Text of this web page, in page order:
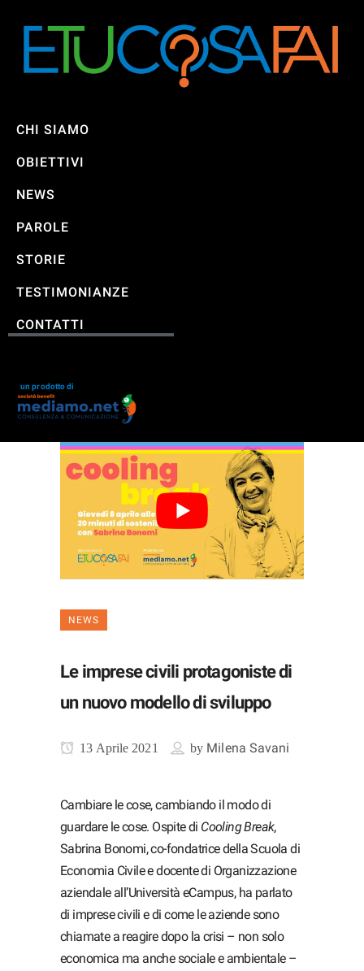
CHI SIAMO
OBIETTIVI
NEWS
PAROLE
STORIE
TESTIMONIANZE
CONTATTI
un prodotto di
NEWS
Le imprese civili protagoniste di
un nuovo modello di sviluppo
13 Aprile 2021 by Milena Savani
Cambiare le cose, cambiando il modo di
guardare le cose. Ospite di Cooling Break,
Sabrina Bonomi, co-fondatrice della Scuola di
Economia Civile e docente di Organizzazione
aziendale all’Università eCampus, ha parlato
di imprese civili e di come le aziende sono
chiamate a reagire dopo la crisi – non solo
economica ma anche sociale e ambientale –